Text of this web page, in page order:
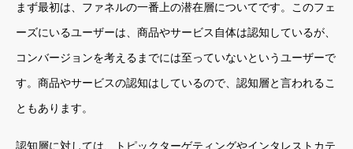
まず最初は、ファネルの一番上の潜在層についてです。このフェ
ーズにいるユーザーは、商品やサービス自体は認知しているが、
コンバージョンを考えるまでには至っていないというユーザーで
す。商品やサービスの認知はしているので、認知層と言われるこ
ともあります。
認知層に対しては、トピックターゲティングやインタレストカテ